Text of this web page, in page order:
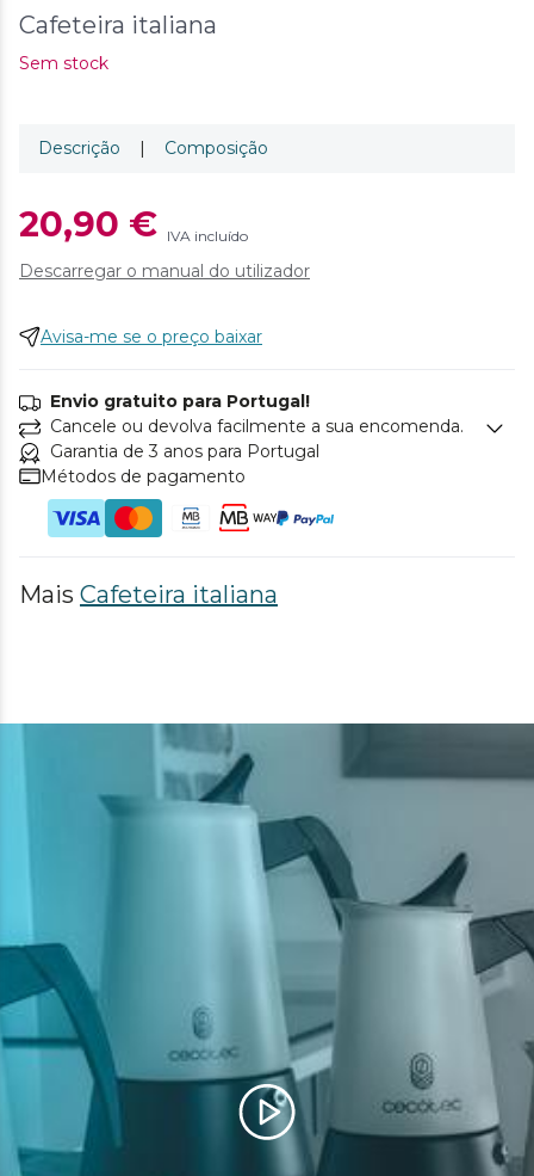
Cafeteira italiana
Sem stock
Descrição | Composição
20,90 € IVA incluído
Descarregar o manual do utilizador
Avisa-me se o preço baixar
Envio gratuito para Portugal!
Cancele ou devolva facilmente a sua encomenda.
Garantia de 3 anos para Portugal
Métodos de pagamento
Mais Cafeteira italiana